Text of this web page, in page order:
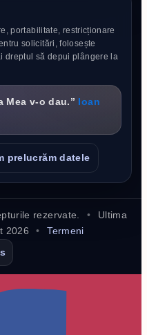
portabilitate, restricționare
solicitări, folosește
dreptul să depui plângere la
Mea v-o dau.” Ioan
prelucrăm datele
rezervate. •
Ultima
2026 •
Termeni